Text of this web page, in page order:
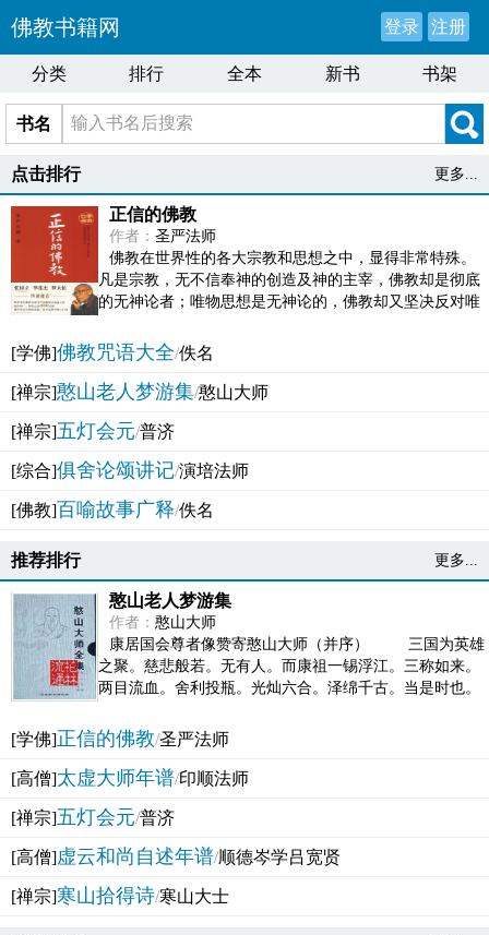
佛教书籍网 登录 注册
分类 排行 全本 新书 书架
书名
点击排行 更多...
正信的佛教
作者： 圣严法师
佛教在世界性的各大宗教和思想之中，显得非常特殊。
凡是宗教，无不信奉神的创造及神的主宰，佛教却是彻底
的无神论者；唯物思想是无神论的，佛教却又坚决反对唯
[学佛]佛教咒语大全/佚名
[禅宗]憨山老人梦游集/憨山大师
[禅宗]五灯会元/普济
[综合]俱舍论颂讲记/演培法师
[佛教]百喻故事广释/佚名
推荐排行 更多...
憨山老人梦游集
作者： 憨山大师
康居国会尊者像赞寄憨山大师（并序） 三国为英雄
之聚。慈悲般若。无有人。而康祖一锡浮江。三称如来。
两目流血。舍利投瓶。光灿六合。泽绵千古。当是时也。
[学佛]正信的佛教/圣严法师
[高僧]太虚大师年谱/印顺法师
[禅宗]五灯会元/普济
[高僧]虚云和尚自述年谱/顺德岑学吕宽贤
[禅宗]寒山拾得诗/寒山大士